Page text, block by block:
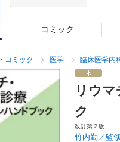
コミック
コミック 医学 臨床医学内
リウ
ク
改訂第２版
竹内勤／監